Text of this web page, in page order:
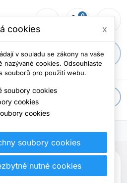
search
person_outline shopping_cart
0 menu
kategorie
Next
cookies x
v souladu se zákony na vaše
nazývané cookies. Odsouhlaste
souborů pro použití webu.
soubory cookies
cookies
cookies
soubory cookies
nutné cookies